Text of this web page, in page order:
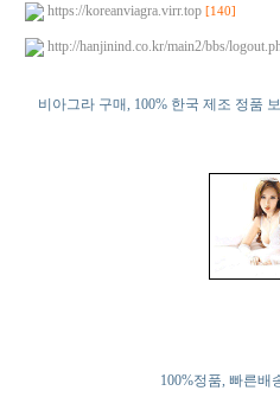
https://koreanviagra.virr.top [140]
http://hanjinind.co.kr/main2/bbs/
비아그라 구매, 100% 한국 제조 정품
100%정품, 빠른배